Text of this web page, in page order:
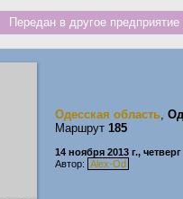
Передан в другое предприятие
Одесская область,
Маршрут 185
14 ноября 2013 г., четверг
Автор: Alex-Od